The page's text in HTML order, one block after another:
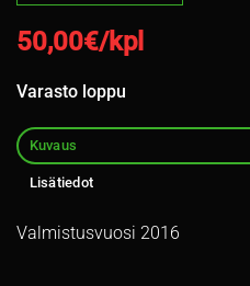
50,00€/kpl
Varasto loppu
Kuvaus
Lisätiedot
Valmistusvuosi 2016